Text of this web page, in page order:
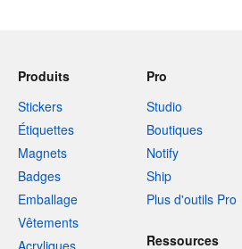
Produits
Stickers
Étiquettes
Magnets
Badges
Emballage
Vêtements
Acryliques
Pro
Studio
Boutiques
Notify
Ship
Plus d'outils Pro
Ressources